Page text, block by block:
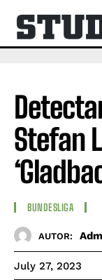
Stefan
BUNDESLIGA
AUTOR:
July 27, 2023